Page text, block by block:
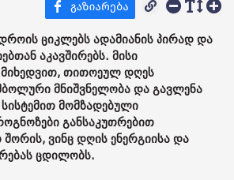
ციკლებს ადამიანის პირად და
აკავშირებს. მისი
მიხედვით, თითოეულ დღეს
მნიშვნელობა და გავლენა
სისტემით მომზადებული
განსაკუთრებით
ვინც დღის ენერგიისა და
ცდილობს.